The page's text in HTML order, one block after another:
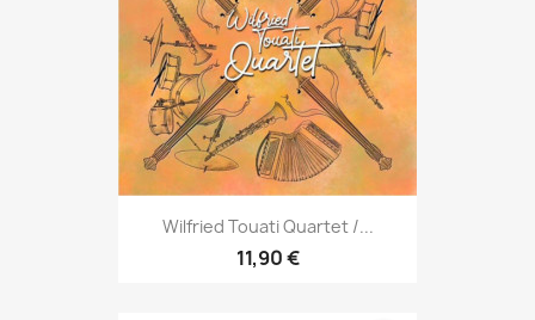
Wilfried Touati Quartet /...
11,90 €